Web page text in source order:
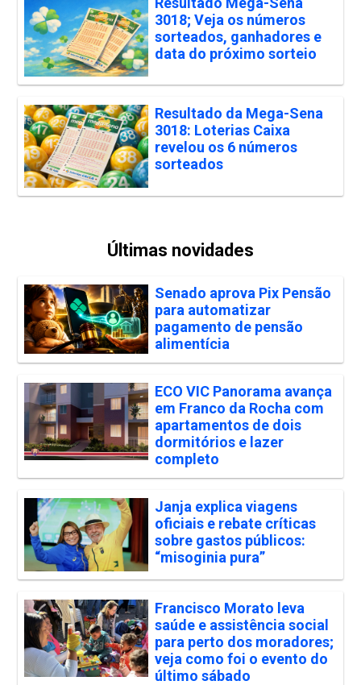
3018; Veja os números
sorteados, ganhadores e
data do próximo sorteio
Resultado da Mega-Sena
3018: Loterias Caixa
revelou os 6 números
sorteados
Últimas novidades
Senado aprova Pix Pensão
para automatizar
pagamento de pensão
alimentícia
ECO VIC Panorama avança
em Franco da Rocha com
apartamentos de dois
dormitórios e lazer
completo
Janja explica viagens
oficiais e rebate críticas
sobre gastos públicos:
“misoginia pura”
Francisco Morato leva
saúde e assistência social
para perto dos moradores;
veja como foi o evento do
último sábado